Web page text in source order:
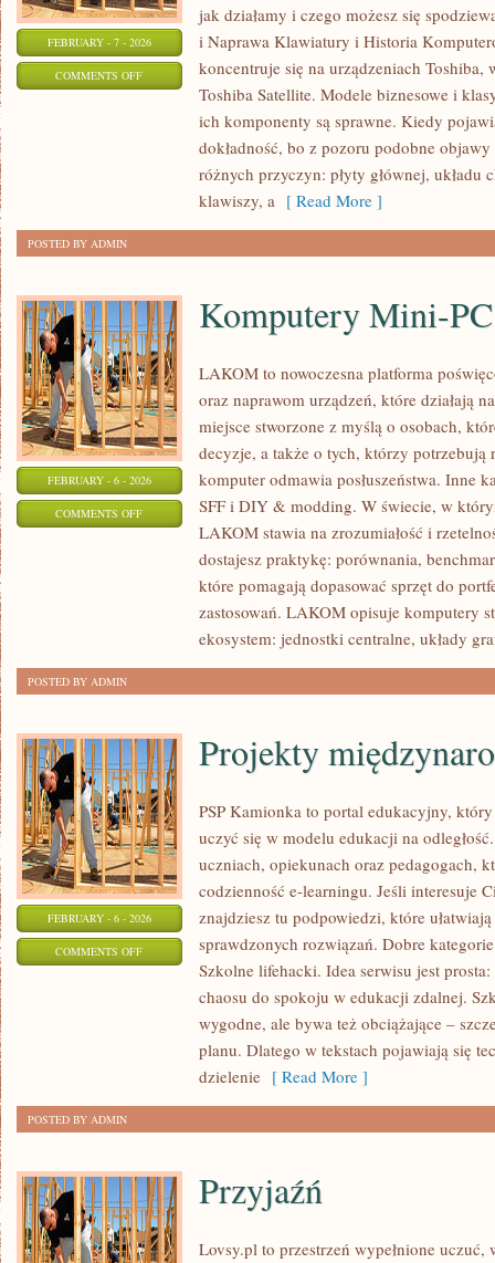
FEBRUARY - 7 - 2026
COMMENTS OFFON
jak działamy i czego możesz się
i Naprawa Klawiatury i Historia
koncentruje się na urządzeniach
Toshiba Satellite. Modele biznesowe i
ich komponenty są sprawne. Kiedy
dokładność, bo z pozoru podobne
różnych przyczyn: płyty głównej, układu
klawiszy, a [ Read More ]
POSTED BY ADMIN
FEBRUARY - 6 - 2026
COMMENTS OFFON
KOMPUTERY
Komputery Mini-
LAKOM to nowoczesna platforma
oraz naprawom urządzeń, które działają
miejsce stworzone z myślą o osobach,
decyzje, a także o tych, którzy potrzebują
komputer odmawia posłuszeństwa. Inne
SFF i DIY & modding. W świecie, w
LAKOM stawia na zrozumiałość i
dostajesz praktykę: porównania,
które pomagają dopasować sprzęt do
zastosowań. LAKOM opisuje komputery
ekosystem: jednostki centralne, układy
POSTED BY ADMIN
FEBRUARY - 6 - 2026
COMMENTS OFFON
MIĘDZYNARODOWE
Projekty
PSP Kamionka to portal edukacyjny,
uczyć się w modelu edukacji na
uczniach, opiekunach oraz pedagogach,
codzienność e-learningu. Jeśli interesuje
znajdziesz tu podpowiedzi, które
sprawdzonych rozwiązań. Dobre
Szkolne lifehacki. Idea serwisu jest
chaosu do spokoju w edukacji zdalnej.
wygodne, ale bywa też obciążające –
planu. Dlatego w tekstach pojawiają się
dzielenie [ Read More ]
POSTED BY ADMIN
Przyjaźń
Lovsy.pl to przestrzeń wypełnione uczuć,